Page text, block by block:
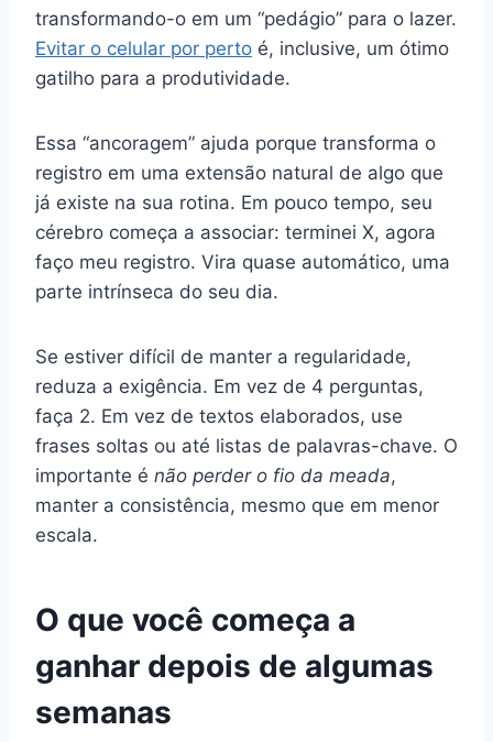
transformando-o em um “pedágio” para o lazer.
Evitar o celular por perto é, inclusive, um ótimo
gatilho para a produtividade.
Essa “ancoragem” ajuda porque transforma o
registro em uma extensão natural de algo que
já existe na sua rotina. Em pouco tempo, seu
cérebro começa a associar: terminei X, agora
faço meu registro. Vira quase automático, uma
parte intrínseca do seu dia.
Se estiver difícil de manter a regularidade,
reduza a exigência. Em vez de 4 perguntas,
faça 2. Em vez de textos elaborados, use
frases soltas ou até listas de palavras-chave. O
importante é não perder o fio da meada,
manter a consistência, mesmo que em menor
escala.
O que você começa a
ganhar depois de algumas
semanas